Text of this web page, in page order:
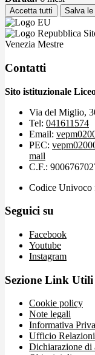
Accetta tutti Salva le
Venezia Mestre
Contatti
Sito istituzionale
Via del Miglio,
Tel: 041611574
Email:
PEC:
mail
C.F.:
Codice Univoco
Seguici su
Facebook
Youtube
Instagram
Sezione Link Utili
Cookie policy
Note legali
Informativa
Ufficio
Dichiarazione di